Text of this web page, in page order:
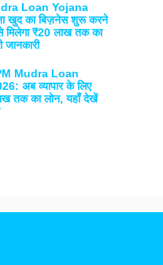
Loan Yojana
खुद का बिज़नेस शुरू करने
मिलेगा ₹20 लाख तक का
Mudra Loan
अब व्यापार के लिए
तक का लोन, यहाँ देखें